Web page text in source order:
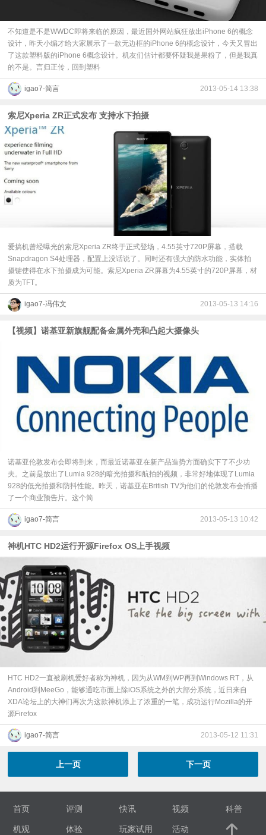
不知道是不是WWDC即将来临的原因，最近国外网站疯狂放出iPhone 6的概念
设计，昨天小编才给大家展示了一款无边框的iPhone 6的概念设计，今天又冒出
了这款塑料版的iPhone 6概念设计。机友们估计都要怀疑我是果粉了，但是我真
的不是。言归正传，回到塑料
igao7-简言 2013-05-14 13:38
索尼Xperia ZR正式发布 支持水下拍摄
爱搞机曾经曝光的索尼Xperia ZR终于正式登场，4.55英寸720P屏幕，搭载
Snapdragon S4处理器，配置上没话说了。同时还有强大的防水功能，实体拍
摄键使得在水下拍摄成为可能。索尼Xperia ZR屏幕为4.55英寸的720P屏幕，材
质为TFT。
igao7-冯伟文 2013-05-13 14:16
【视频】诺基亚新旗舰配备金属外壳和凸起大摄像头
诺基亚伦敦发布会即将到来，而最近诺基亚在新产品造势方面确实下了不少功
夫。之前是放出了Lumia 928的暗光拍摄和航拍的视频，非常好地体现了Lumia
928的低光拍摄和防抖性能。昨天，诺基亚在British TV为他们的伦敦发布会插播
了一个商业预告片。这个简
igao7-简言 2013-05-13 10:42
神机HTC HD2运行开源Firefox OS上手视频
HTC HD2一直被刷机爱好者称为神机，因为从WM到WP再到Windows RT，从
Android到MeeGo，能够通吃市面上除iOS系统之外的大部分系统，近日来自
XDA论坛上的大神们再次为这款神机添上了浓重的一笔，成功运行Mozilla的开
源Firefox
igao7-简言 2013-05-12 11:31
上一页 下一页
首页 评测 快讯 视频 科普
机观 体验 玩家试用 活动